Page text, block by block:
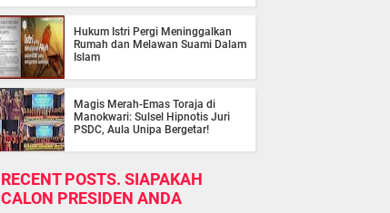
Hukum Istri Pergi Meninggalkan
Rumah dan Melawan Suami Dalam
Islam
Magis Merah-Emas Toraja di
Manokwari: Sulsel Hipnotis Juri
PSDC, Aula Unipa Bergetar!
RECENT POSTS. SIAPAKAH
CALON PRESIDEN ANDA